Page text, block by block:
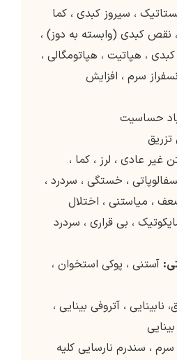
، سیروز کبدی ، کما
نقص کبدی (وابسته به دوز) ،
، هپاتیت ، هپاتومگالی ،
سرم ، افزایش
حساسیت
غیر عادی ، لرز ، کما ،
، خستگی ، سردرد ،
، میاستنی ، اختلال
، بی قراری ، سردرد
آستنی ، پوکی استخوان ،
نابینایی ، آتروفی بینایی ،
سرم ، سندرم نارسایی کلیه